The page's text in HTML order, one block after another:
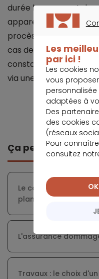
durée leur permet de
apparents qui n’ont
procès-verbal le jour
cas de défauts de
constatés, il importe
via une lettre
Ça peut vous
Le contrat de
plan
L'assurance
Travaux : le choix
Les
par ici !
Les cookies
vous
adaptées à
Des
des cookies
(réseaux
Pour
consultez